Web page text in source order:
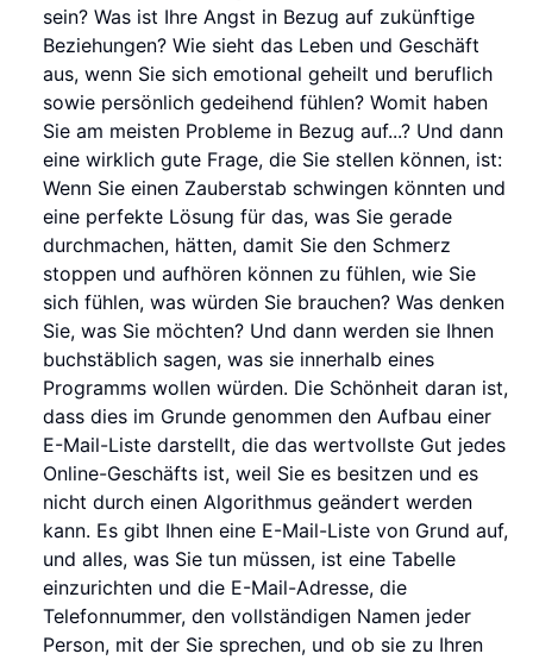
sein? Was ist Ihre Angst in Bezug auf zukünftige
Beziehungen? Wie sieht das Leben und Geschäft
aus, wenn Sie sich emotional geheilt und beruflich
sowie persönlich gedeihend fühlen? Womit haben
Sie am meisten Probleme in Bezug auf...? Und dann
eine wirklich gute Frage, die Sie stellen können, ist:
Wenn Sie einen Zauberstab schwingen könnten und
eine perfekte Lösung für das, was Sie gerade
durchmachen, hätten, damit Sie den Schmerz
stoppen und aufhören können zu fühlen, wie Sie
sich fühlen, was würden Sie brauchen? Was denken
Sie, was Sie möchten? Und dann werden sie Ihnen
buchstäblich sagen, was sie innerhalb eines
Programms wollen würden. Die Schönheit daran ist,
dass dies im Grunde genommen den Aufbau einer
E-Mail-Liste darstellt, die das wertvollste Gut jedes
Online-Geschäfts ist, weil Sie es besitzen und es
nicht durch einen Algorithmus geändert werden
kann. Es gibt Ihnen eine E-Mail-Liste von Grund auf,
und alles, was Sie tun müssen, ist eine Tabelle
einzurichten und die E-Mail-Adresse, die
Telefonnummer, den vollständigen Namen jeder
Person, mit der Sie sprechen, und ob sie zu Ihren